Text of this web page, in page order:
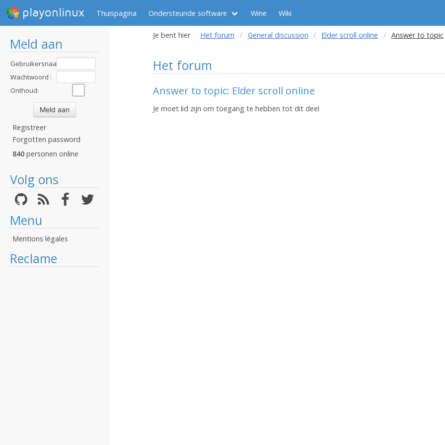
playonlinux Thuispagina Ondersteunde software Wine Wiki
Meld aan
Gebruikersnaam
:Wachtwoord :
Onthoud:
Registreer
Forgotten password
840 personen online
Volg ons
Menu
Mentions légales
Reclame
Je bent hier Het forum General discussion Elder scroll online Answer to topic
Het forum
Answer to topic: Elder scroll online
Je moet lid zijn om toegang te hebben tot dit deel